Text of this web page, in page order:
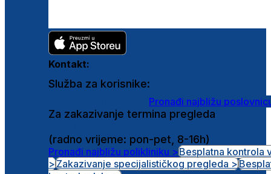
Kontakt:
Služba za korisnike:
Pronađi najbližu
Za zakazivanje termina pregleda
(radno vrijeme: pon-pet, 8-16h)
Pronađi najbližu polikliniku >Besplatna kontrola
>Zakazivanje specijalističkog pregleda >